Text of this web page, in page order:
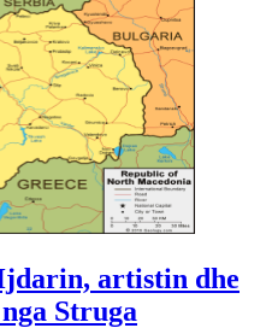
artistin dhe
Struga